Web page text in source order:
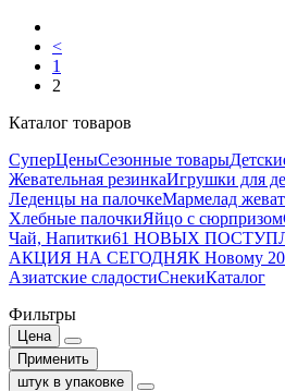
<
1
2
Каталог товаров
СуперЦеныСезонные товары
Жевательная резинкаИгрушки для
Леденцы на палочкеМармелад
Хлебные палочкиЯйцо с сюрпризом
Чай, Напитки61 НОВЫХ
АКЦИЯ НА СЕГОДНЯК Новому
Азиатские сладостиСнекиКаталог
Фильтры
Цена
Применить
штук в упаковке